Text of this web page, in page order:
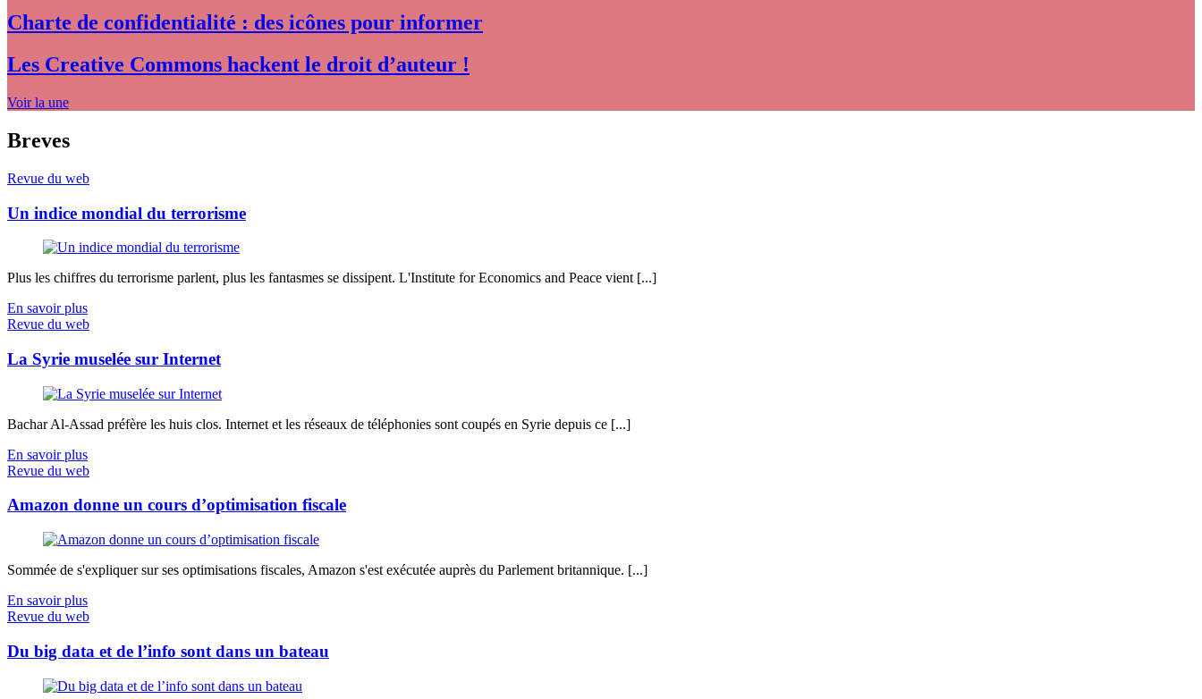
Charte de confidentialité : des icônes pour informer
Les Creative Commons hackent le droit d’auteur !
Voir la une
Breves
Revue du web
Un indice mondial du terrorisme
Plus les chiffres du terrorisme parlent, plus les fantasmes se dissipent. L'Institute for Economics and Peace vient [...]
En savoir plus
Revue du web
La Syrie muselée sur Internet
Bachar Al-Assad préfère les huis clos. Internet et les réseaux de téléphonies sont coupés en Syrie depuis ce [...]
En savoir plus
Revue du web
Amazon donne un cours d’optimisation fiscale
Sommée de s'expliquer sur ses optimisations fiscales, Amazon s'est exécutée auprès du Parlement britannique. [...]
En savoir plus
Revue du web
Du big data et de l’info sont dans un bateau